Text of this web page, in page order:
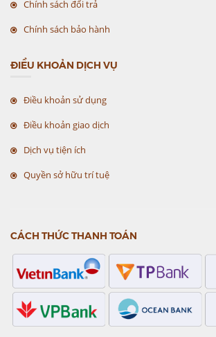
Chính sách đổi trả
Chính sách bảo hành
ĐIỀU KHOẢN DỊCH VỤ
Điều khoản sử dụng
Điều khoản giao dịch
Dịch vụ tiện ích
Quyền sở hữu trí tuệ
CÁCH THỨC THANH TOÁN